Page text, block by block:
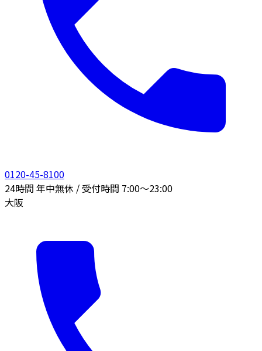
0120-45-8100
24時間 年中無休 / 受付時間 7:00〜23:00
大阪